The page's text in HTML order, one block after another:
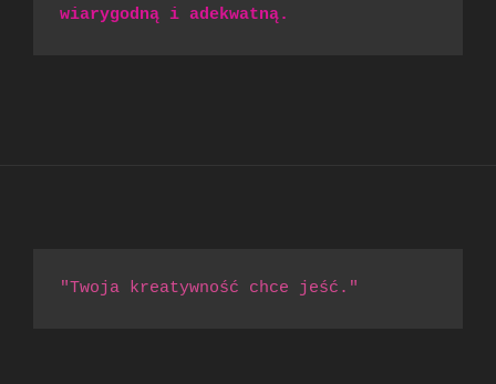
wiarygodną i adekwatną.
"Twoja kreatywność chce jeść."